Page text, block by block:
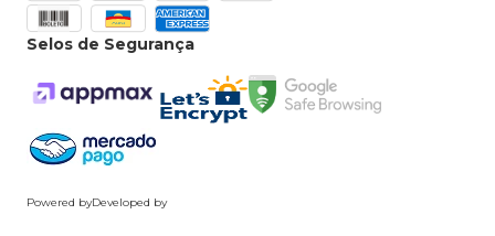
Selos de Segurança
Powered byDeveloped by